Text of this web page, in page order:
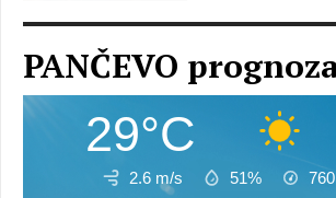
PANČEVO
29°C
2.6 m/s 51% 760